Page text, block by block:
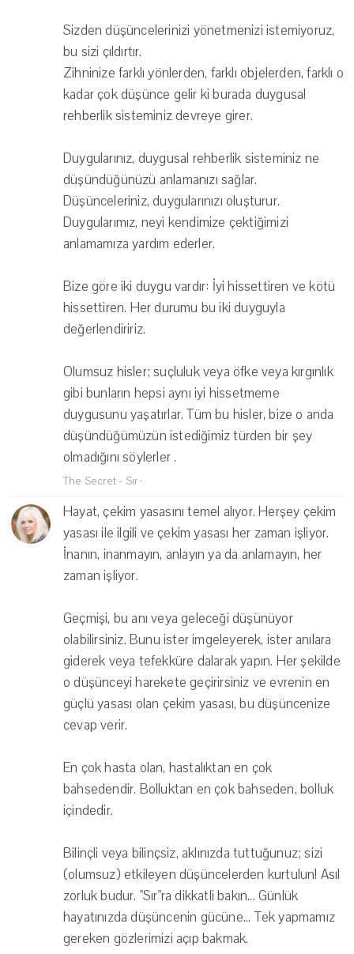
Sizden düşüncelerinizi yönetmenizi istemiyoruz,
bu sizi çıldırtır.
Zihninize farklı yönlerden, farklı objelerden, farklı o
kadar çok düşünce gelir ki burada duygusal
rehberlik sisteminiz devreye girer.
Duygularınız, duygusal rehberlik sisteminiz ne
düşündüğünüzü anlamanızı sağlar.
Düşünceleriniz, duygularınızı oluşturur.
Duygularımız, neyi kendimize çektiğimizi
anlamamıza yardım ederler.
Bize göre iki duygu vardır: İyi hissettiren ve kötü
hissettiren. Her durumu bu iki duyguyla
değerlendiririz.
Olumsuz hisler; suçluluk veya öfke veya kırgınlık
gibi bunların hepsi aynı iyi hissetmeme
duygusunu yaşatırlar. Tüm bu hisler, bize o anda
düşündüğümüzün istediğimiz türden bir şey
olmadığını söylerler .
The Secret - Sır ·
Hayat, çekim yasasını temel alıyor. Herşey çekim
yasası ile ilgili ve çekim yasası her zaman işliyor.
İnanın, inanmayın, anlayın ya da anlamayın, her
zaman işliyor.
Geçmişi, bu anı veya geleceği düşünüyor
olabilirsiniz. Bunu ister imgeleyerek, ister anılara
giderek veya tefekküre dalarak yapın. Her şekilde
o düşünceyi harekete geçirirsiniz ve evrenin en
güçlü yasası olan çekim yasası, bu düşüncenize
cevap verir.
En çok hasta olan, hastalıktan en çok
bahsedendir. Bolluktan en çok bahseden, bolluk
içindedir.
Bilinçli veya bilinçsiz, aklınızda tuttuğunuz; sizi
(olumsuz) etkileyen düşüncelerden kurtulun! Asıl
zorluk budur. "Sır"ra dikkatli bakın... Günlük
hayatınızda düşüncenin gücüne... Tek yapmamız
gereken gözlerimizi açıp bakmak.